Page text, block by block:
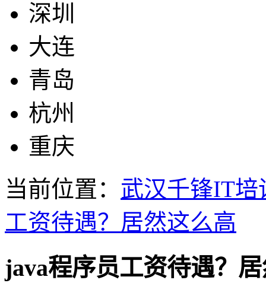
深圳
大连
青岛
杭州
重庆
当前位置： 武汉千锋IT培
工资待遇？居然这么高
java程序员工资待遇？